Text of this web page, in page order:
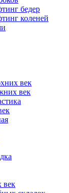
бедер
коленей
век
век
век